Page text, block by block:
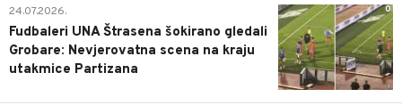
0
24.07.2026.
Fudbaleri UNA Štrasena šokirano gledali
Grobare: Nevjerovatna scena na kraju
utakmice Partizana